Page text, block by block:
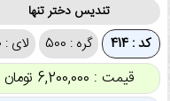
تندیس دختر تنها
کد : 414 گره : 500 لای : 610
قیمت : 6,200,000 تومان